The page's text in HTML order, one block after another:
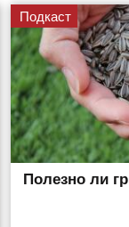
Подкаст
Полезно ли